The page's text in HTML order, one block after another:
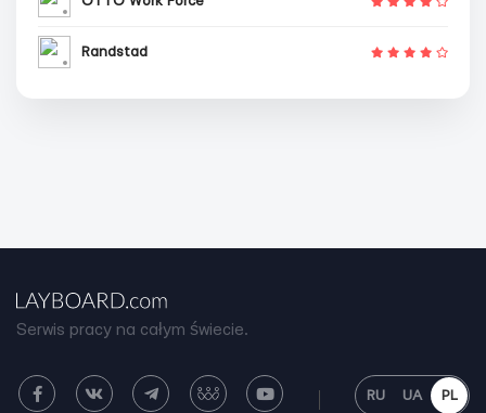
Randstad
Serwis pracy na całym świecie.
RU UA PL